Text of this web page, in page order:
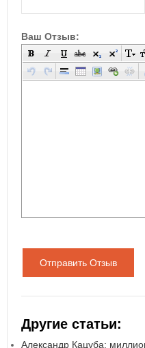
Ваш Отзыв:
Отправить Отзыв
Другие статьи:
Александр Кацуба: